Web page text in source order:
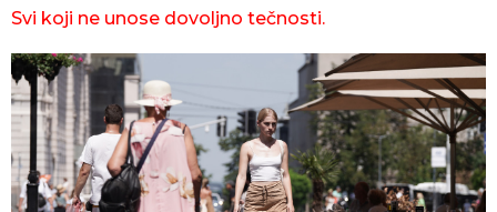
Svi koji ne unose dovoljno tečnosti.